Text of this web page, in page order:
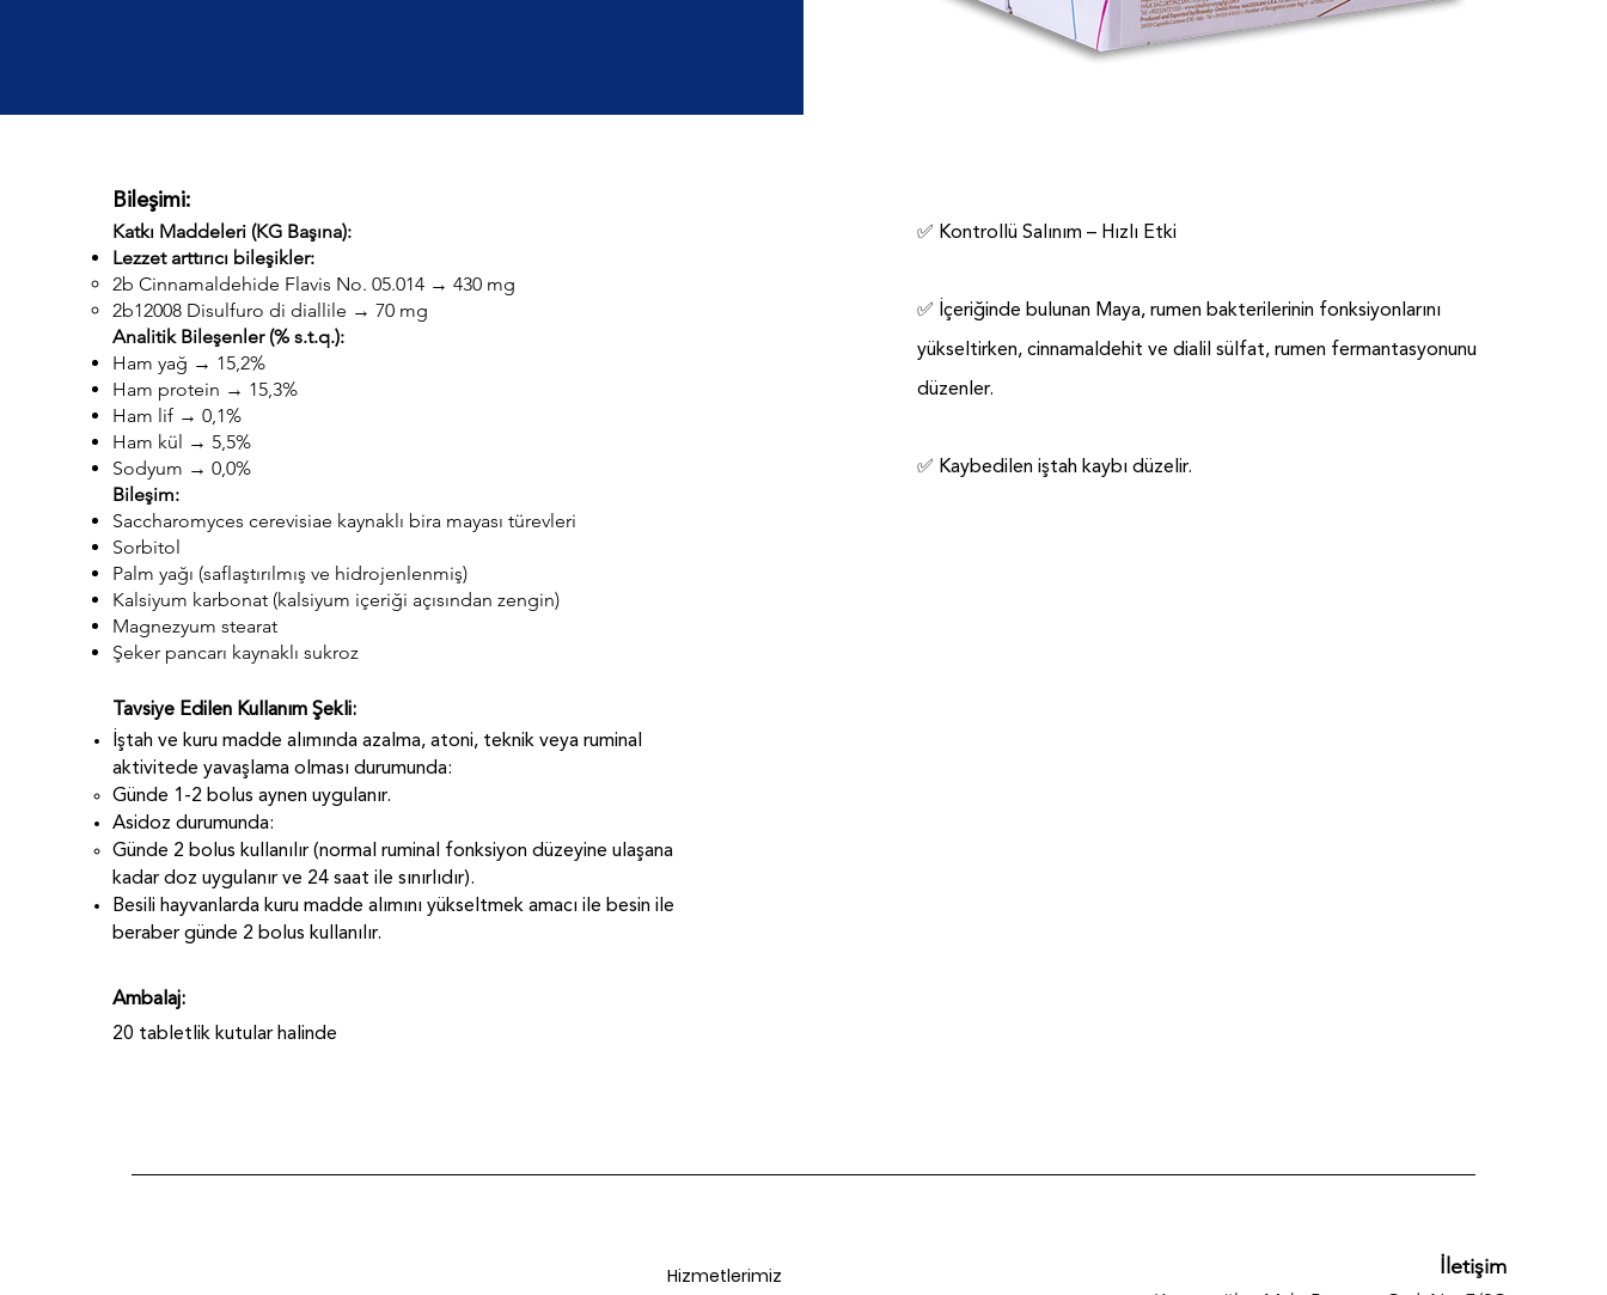
Bileşimi:
Katkı Maddeleri (KG Başına):
Lezzet arttırıcı bileşikler:
2b Cinnamaldehide Flavis No. 05.014 → 430 mg
2b12008 Disulfuro di diallile → 70 mg
Analitik Bileşenler (% s.t.q.):
Ham yağ → 15,2%
Ham protein → 15,3%
Ham lif → 0,1%
Ham kül → 5,5%
Sodyum → 0,0%
Bileşim:
Saccharomyces cerevisiae kaynaklı bira mayası türevleri
Sorbitol
Palm yağı (saflaştırılmış ve hidrojenlenmiş)
Kalsiyum karbonat (kalsiyum içeriği açısından zengin)
Magnezyum stearat
Şeker pancarı kaynaklı sukroz
Tavsiye Edilen Kullanım Şekli:
İştah ve kuru madde alımında azalma, atoni, teknik veya ruminal
aktivitede yavaşlama olması durumunda:
Günde 1-2 bolus aynen uygulanır.
Asidoz durumunda:
Günde 2 bolus kullanılır (normal ruminal fonksiyon düzeyine ulaşana
kadar doz uygulanır ve 24 saat ile sınırlıdır).
Besili hayvanlarda kuru madde alımını yükseltmek amacı ile besin ile
beraber günde 2 bolus kullanılır.
Ambalaj:
20 tabletlik kutular halinde
✅ Kontrollü Salınım – Hızlı Etki
✅ İçeriğinde bulunan Maya, rumen bakterilerinin fonksiyonlarını
yükseltirken, cinnamaldehit ve dialil sülfat, rumen fermantasyonunu
düzenler.
✅ Kaybedilen iştah kaybı düzelir.
Hizmetlerimiz İletişim